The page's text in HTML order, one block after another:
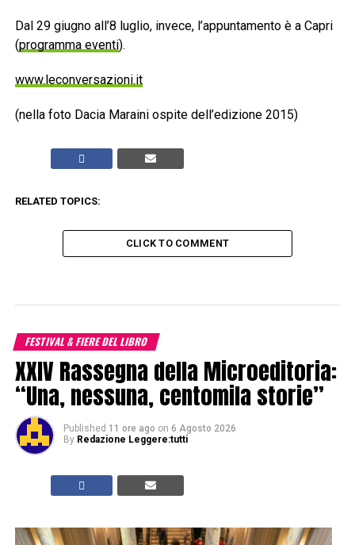
Dal 29 giugno all’8 luglio, invece, l’appuntamento è a Capri
(programma eventi).
www.leconversazioni.it
(nella foto Dacia Maraini ospite dell’edizione 2015)
RELATED TOPICS:
CLICK TO COMMENT
FESTIVAL & FIERE DEL LIBRO
XXIV Rassegna della Microeditoria:
“Una, nessuna, centomila storie”
Published 11 ore ago on 6 Agosto 2026
By Redazione Leggere:tutti